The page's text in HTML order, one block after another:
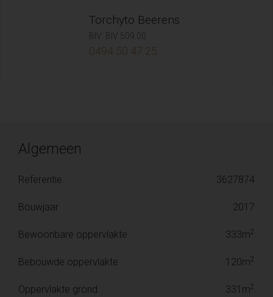
Torchyto Beerens
BIV: BIV 509.00
0494 50 47 25
Algemeen
Referentie 3627874
Bouwjaar 2017
Bewoonbare oppervlakte 333m2
Bebouwde oppervlakte 120m2
Oppervlakte grond 331m2